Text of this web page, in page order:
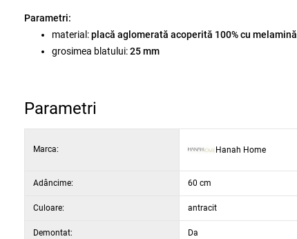
Parametri:
material:placă aglomerată acoperită 100% cu melamină
grosimea blatului:25 mm
înălțime:
75 cm
adâncime:
Parametri
Marca: Hanah Home
Adâncime: 60 cm
Culoare: antracit
Demontat: Da